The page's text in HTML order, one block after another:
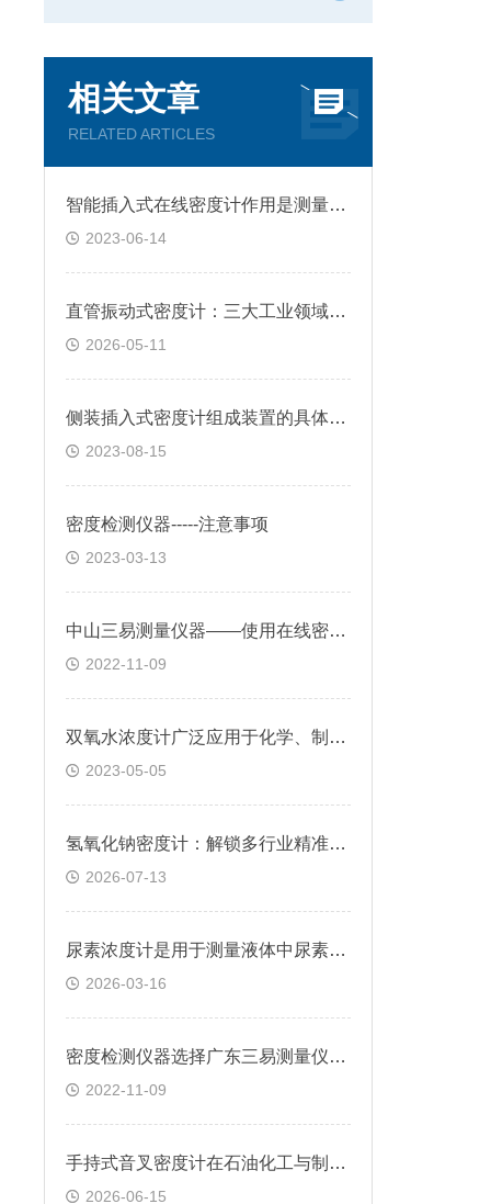
相关文章
RELATED ARTICLES
智能插入式在线密度计作用是测量液体或气体的密度
2023-06-14
直管振动式密度计：三大工业领域过程控制的“核心感官”
2026-05-11
侧装插入式密度计组成装置的具体作用
2023-08-15
密度检测仪器-----注意事项
2023-03-13
中山三易测量仪器——使用在线密度计注意事项
2022-11-09
双氧水浓度计广泛应用于化学、制药和食品等领域
2023-05-05
氢氧化钠密度计：解锁多行业精准测量的“全能密钥”
2026-07-13
尿素浓度计是用于测量液体中尿素含量的仪器
2026-03-16
密度检测仪器选择广东三易测量仪器公司
2022-11-09
手持式音叉密度计在石油化工与制药行业中的关键作用
2026-06-15